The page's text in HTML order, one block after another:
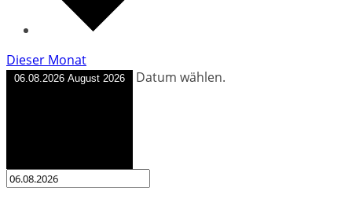
Dieser Monat
06.08.2026 August 2026 Datum wählen.